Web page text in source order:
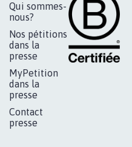
Qui sommes-
nous?
Nos pétitions
dans la
presse
MyPetition
dans la
presse
Contact
presse